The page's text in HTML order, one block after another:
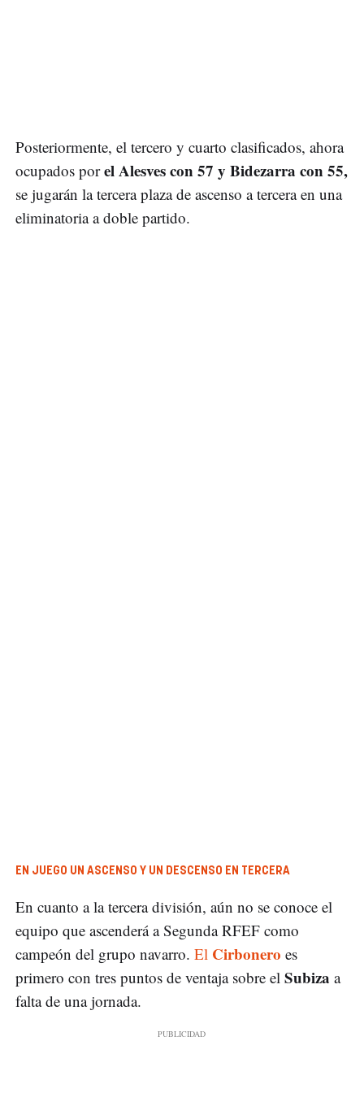
Posteriormente, el tercero y cuarto clasificados, ahora
ocupados porel Alesves con 57 y Bidezarra con 55,
se jugarán la tercera plaza de ascenso a tercera en una
eliminatoria a doble partido.
EN JUEGO UN ASCENSO Y UN DESCENSO EN TERCERA
En cuanto a la tercera división, aún no se conoce el
equipo que ascenderá a Segunda RFEF como
campeón del grupo navarro. El Cirbonero es
primero con tres puntos de ventaja sobre el Subiza a
falta de una jornada.